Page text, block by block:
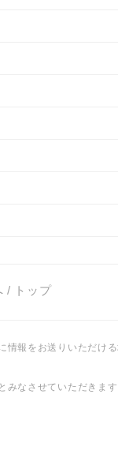
/ トップ
情報をお送りいただけ
みなさせていただきます